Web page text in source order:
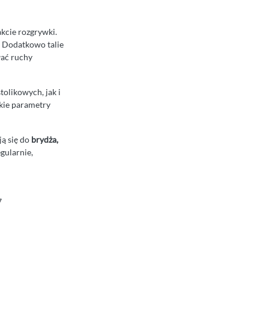
rozgrywki.
Dodatkowo talie
ruchy
jak i
parametry
się do brydża,